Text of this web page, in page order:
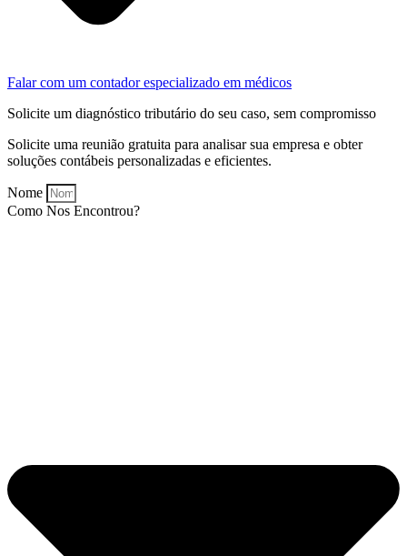
Falar com um contador especializado em médicos
Solicite um diagnóstico tributário do seu caso, sem compromisso
Solicite uma reunião gratuita para analisar sua empresa e obter
soluções contábeis personalizadas e eficientes.
Nome
Como Nos Encontrou?